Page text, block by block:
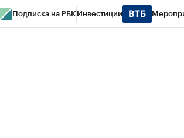
Подписка на РБК Инвестиции